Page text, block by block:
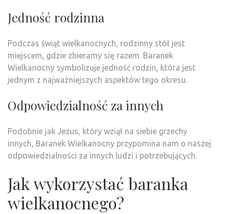
Jedność rodzinna
Podczas świąt wielkanocnych, rodzinny stół jest
miejscem, gdzie zbieramy się razem. Baranek
Wielkanocny symbolizuje jedność rodzin, która jest
jednym z najważniejszych aspektów tego okresu.
Odpowiedzialność za innych
Podobnie jak Jezus, który wziął na siebie grzechy
innych, Baranek Wielkanocny przypomina nam o naszej
odpowiedzialności za innych ludzi i potrzebujących.
Jak wykorzystać baranka
wielkanocnego?